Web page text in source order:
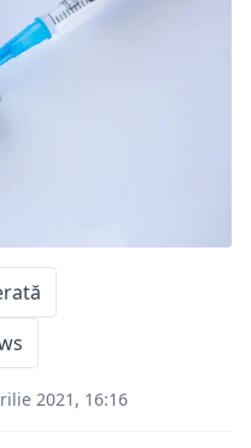
2021, 16:16